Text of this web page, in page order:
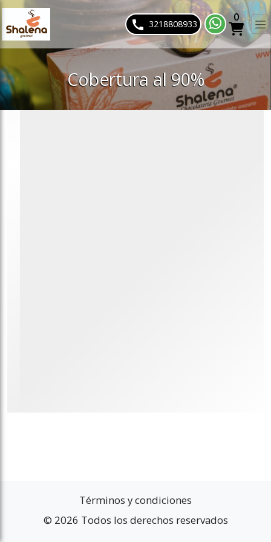
slideout menu. 3218808933
0
Cobertura al 90%
Términos y condiciones
© 2026 Todos los derechos reservados